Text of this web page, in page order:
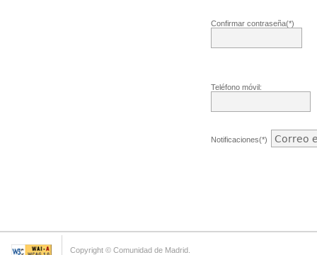
Confirmar contraseña(*)
Teléfono móvil:
Notificaciones(*)
Copyright © Comunidad de Madrid.